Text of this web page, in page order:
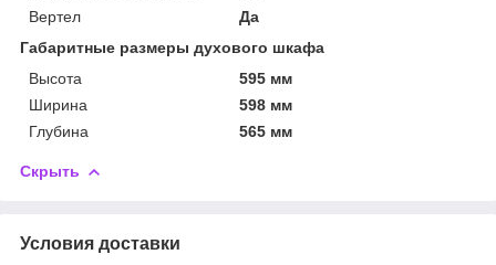
Вертел
Да
Габаритные размеры духового шкафа
Высота
595 мм
Ширина
598 мм
Глубина
565 мм
Скрыть
Условия доставки